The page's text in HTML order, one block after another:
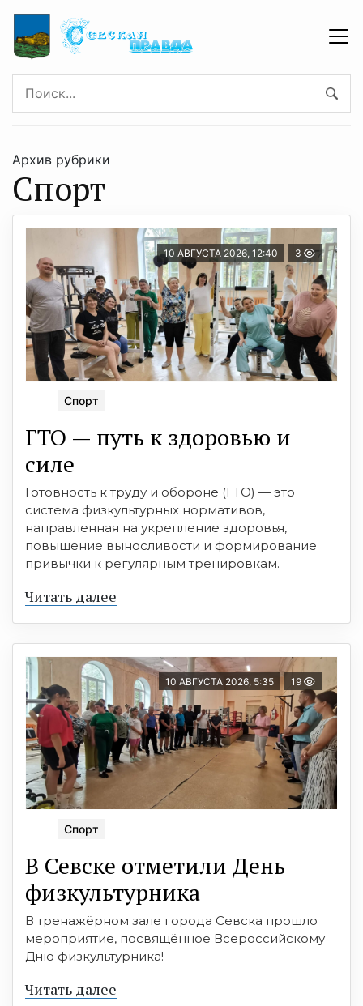
Архив рубрики
Спорт
10 АВГУСТА 2026, 12:40 3
Спорт
ГТО — путь к здоровью и
силе
Готовность к труду и обороне (ГТО) — это
система физкультурных нормативов,
направленная на укрепление здоровья,
повышение выносливости и формирование
привычки к регулярным тренировкам.
Читать далее
10 АВГУСТА 2026, 5:35 19
Спорт
В Севске отметили День
физкультурника
В тренажёрном зале города Севска прошло
мероприятие, посвящённое Всероссийскому
Дню физкультурника!
Читать далее